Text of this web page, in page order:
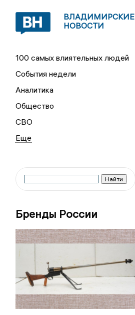
ВЛАДИМИРСКИЕ
НОВОСТИ
100 самых влиятельных людей
События недели
Аналитика
Общество
СВО
Бренды России